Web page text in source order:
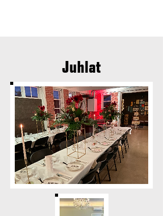
Juhlat